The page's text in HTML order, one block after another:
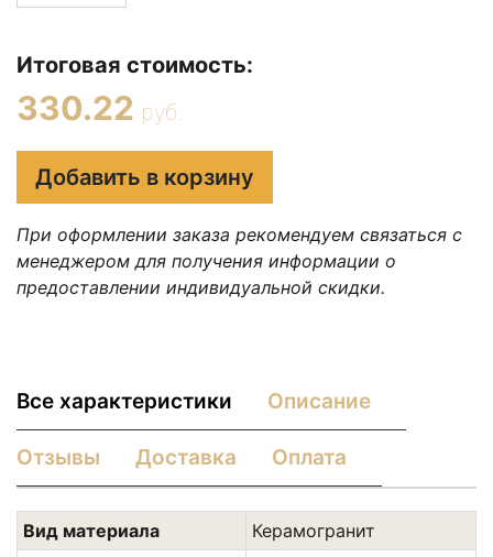
Итоговая стоимость:
330.22 руб.
Добавить в корзину
При оформлении заказа рекомендуем связаться с
менеджером для получения информации о
предоставлении индивидуальной скидки.
Все характеристики Описание
Отзывы Доставка Оплата
Вид материала Керамогранит